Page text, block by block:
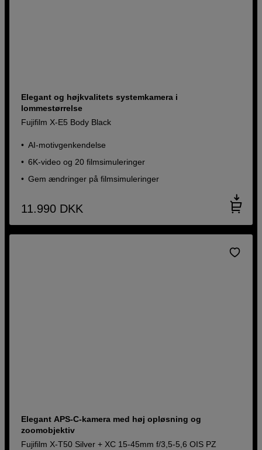
Elegant og højkvalitets systemkamera i
lommestørrelse
Fujifilm X-E5 Body Black
AI-motivgenkendelse
6K-video og 20 filmsimuleringer
Gem ændringer på filmsimuleringer
11.990 DKK
Elegant APS-C-kamera med høj opløsning og
zoomobjektiv
Fujifilm X-T50 Silver + XC 15-45mm f/3,5-5,6 OIS PZ